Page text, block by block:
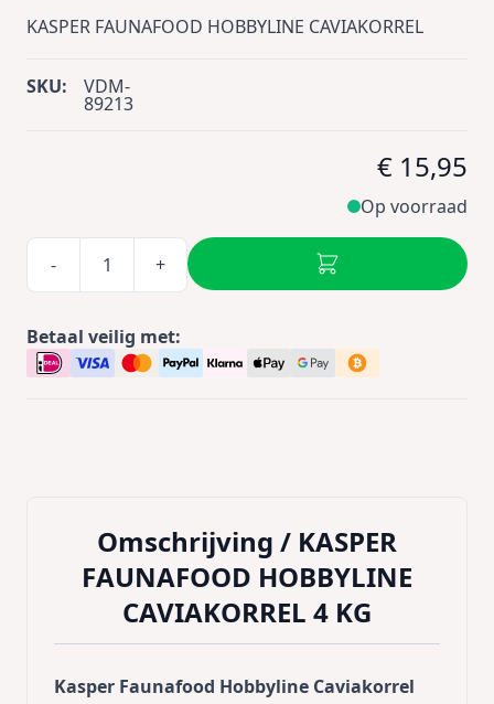
KASPER FAUNAFOOD HOBBYLINE CAVIAKORREL
SKU: VDM-
89213
€ 15,95
Op voorraad
- +
Betaal veilig met:
Omschrijving / KASPER
FAUNAFOOD HOBBYLINE
CAVIAKORREL 4 KG
Kasper Faunafood Hobbyline Caviakorrel